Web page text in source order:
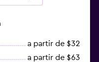
a partir de $32
a partir de $63